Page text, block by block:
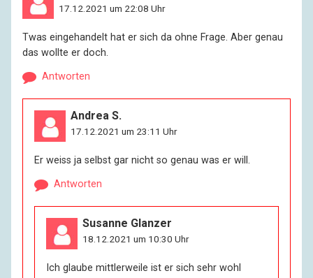
17.12.2021 um 22:08 Uhr
Twas eingehandelt hat er sich da ohne Frage. Aber genau
das wollte er doch.
Antworten
Andrea S.
17.12.2021 um 23:11 Uhr
Er weiss ja selbst gar nicht so genau was er will.
Antworten
Susanne Glanzer
18.12.2021 um 10:30 Uhr
Ich glaube mittlerweile ist er sich sehr wohl